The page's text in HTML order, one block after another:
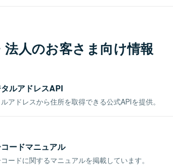
法人のお客さま向け情報
ルアドレスAPI
アドレスから住所を取得できる公式APIを提供。
ードマニュアル
ードに関するマニュアルを掲載しています。